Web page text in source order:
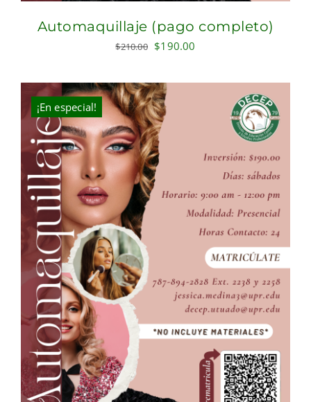
Automaquillaje (pago completo)
$210.00 Original
was:
$210.00.
$190.00
is:
$190.00.
¡En especial!